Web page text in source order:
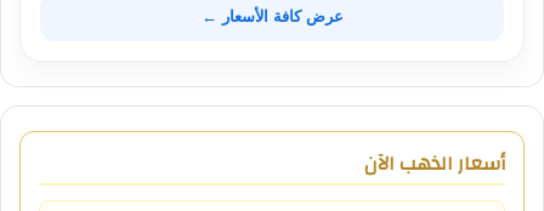
عرض كافة الأسعار ←
أسعار الذهب الآن